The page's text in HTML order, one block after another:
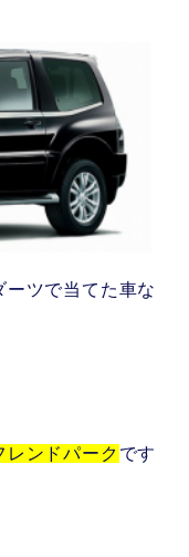
ーツで当てた車な
レンドパーク です